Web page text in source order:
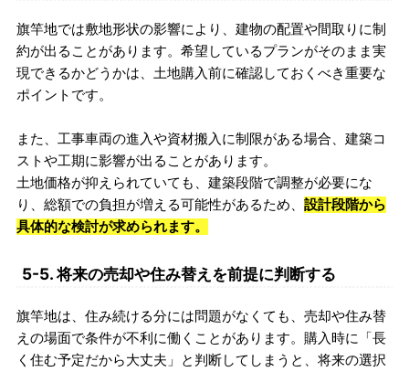
旗竿地では敷地形状の影響により、建物の配置や間取りに制
約が出ることがあります。希望しているプランがそのまま実
現できるかどうかは、土地購入前に確認しておくべき重要な
ポイントです。
また、工事車両の進入や資材搬入に制限がある場合、建築コ
ストや工期に影響が出ることがあります。
土地価格が抑えられていても、建築段階で調整が必要にな
り、総額での負担が増える可能性があるため、 設計段階から
具体的な検討が求められます。
5-5. 将来の売却や住み替えを前提に判断する
旗竿地は、住み続ける分には問題がなくても、売却や住み替
えの場面で条件が不利に働くことがあります。購入時に「長
く住む予定だから大丈夫」と判断してしまうと、将来の選択